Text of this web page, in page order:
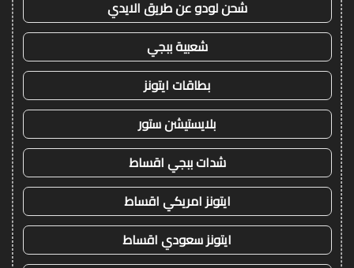
شحن لودو عن طريق الايدي
شعبية ببجي
بطاقات ايتونز
بلايستيشن ستور
شدات ببجي اقساط
ايتونز امريكي اقساط
ايتونز سعودي اقساط